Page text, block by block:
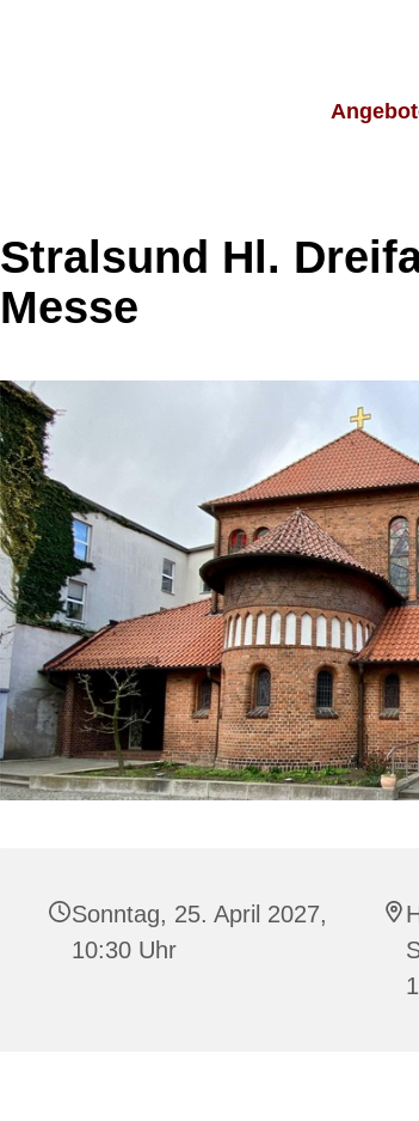
Stralsund Hl.
Messe
Sonntag, 25. April 2027,
10:30 Uhr